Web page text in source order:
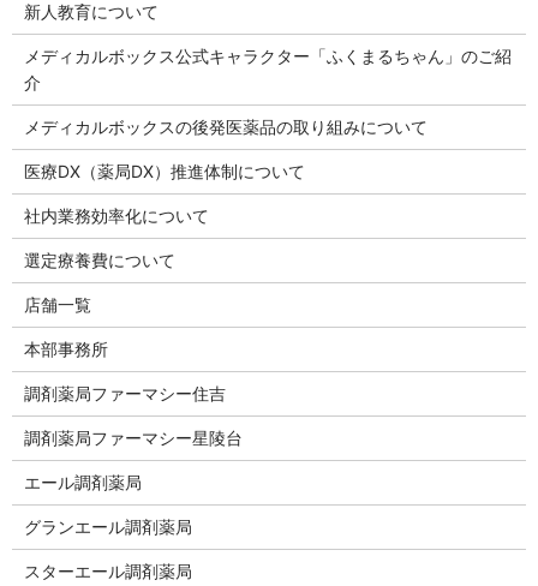
新人教育について
メディカルボックス公式キャラクター「ふくまるちゃん」のご紹
介
メディカルボックスの後発医薬品の取り組みについて
医療DX（薬局DX）推進体制について
社内業務効率化について
選定療養費について
店舗一覧
本部事務所
調剤薬局ファーマシー住吉
調剤薬局ファーマシー星陵台
エール調剤薬局
グランエール調剤薬局
スターエール調剤薬局